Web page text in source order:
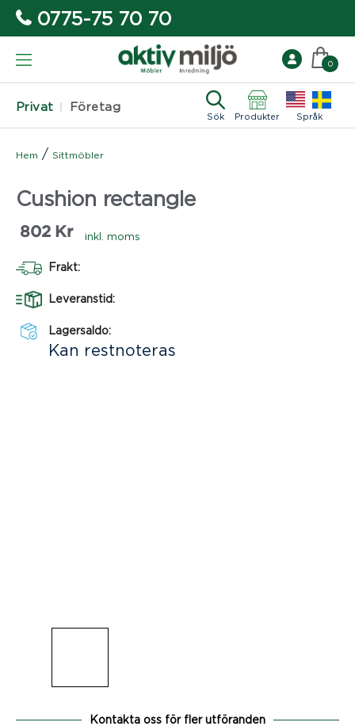
0775-75 70 70
Privat Företag
Sök Produkter Språk
0
Hem / Sittmöbler
Cushion rectangle
802 Kr inkl. moms
Frakt:
Leveranstid:
Lagersaldo:
Kan restnoteras
Kontakta oss för fler utföranden